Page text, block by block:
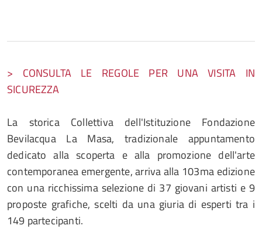
> CONSULTA LE REGOLE PER UNA VISITA IN
SICUREZZA
La storica Collettiva dell'Istituzione Fondazione
Bevilacqua La Masa, tradizionale appuntamento
dedicato alla scoperta e alla promozione dell'arte
contemporanea emergente, arriva alla 103ma edizione
con una ricchissima selezione di 37 giovani artisti e 9
proposte grafiche, scelti da una giuria di esperti tra i
149 partecipanti.